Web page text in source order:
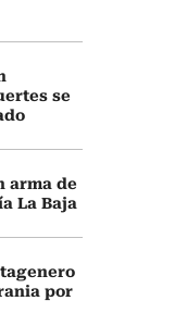
se
arma de
La Baja
por